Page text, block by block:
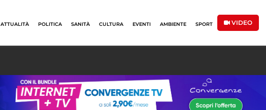
ATTUALITÀ POLITICA SANITÀ CULTURA EVENTI AMBIENTE SPORT VIDEO